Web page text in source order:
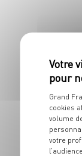
Grand
cookies
volume
votre